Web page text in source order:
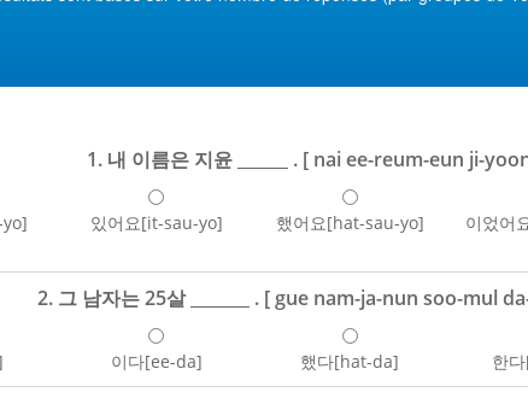
1. 내 이름은 지윤 ______ . [ nai ee-reum-eun ji-yoon
있어요[it-sau-yo] 했어요[hat-sau-yo]
이었어
2. 그 남자는 25살 _______ . [ gue nam-ja-nun soo-mul
이다[ee-da] 했다[hat-da] 한